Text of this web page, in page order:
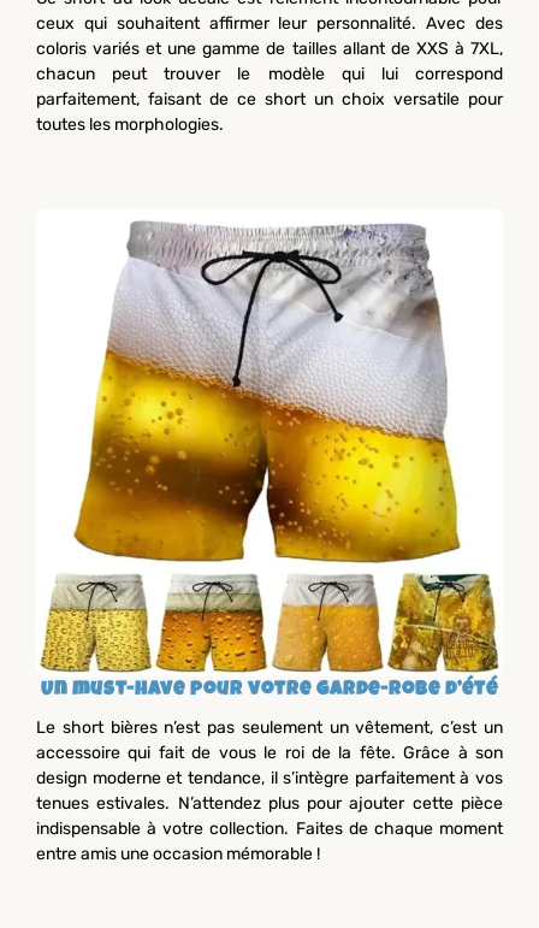
ceux qui souhaitent affirmer leur personnalité. Avec des
coloris variés et une gamme de tailles allant de XXS à 7XL,
chacun peut trouver le modèle qui lui correspond
parfaitement, faisant de ce short un choix versatile pour
toutes les morphologies.
Un must-have pour votre garde-robe d’été
Le short bières n’est pas seulement un vêtement, c’est un
accessoire qui fait de vous le roi de la fête. Grâce à son
design moderne et tendance, il s’intègre parfaitement à vos
tenues estivales. N’attendez plus pour ajouter cette pièce
indispensable à votre collection. Faites de chaque moment
entre amis une occasion mémorable !